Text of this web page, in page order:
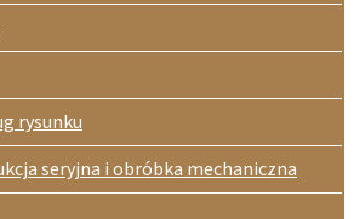
rysunku
seryjna i obróbka mechaniczna